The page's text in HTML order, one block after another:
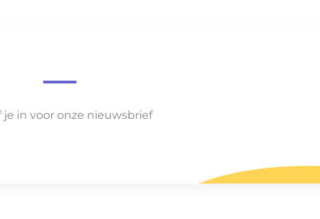
je in voor onze nieuwsbrief